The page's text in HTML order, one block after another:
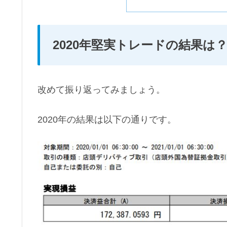
2020年堅実トレードの結果は？
改めて振り返ってみましょう。
2020年の結果は以下の通りです。